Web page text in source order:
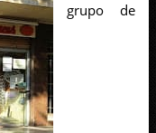
grupo de